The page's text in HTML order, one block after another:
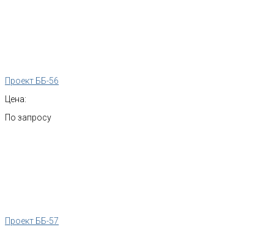
Проект ББ-56
Цена:
По запросу
Проект ББ-57